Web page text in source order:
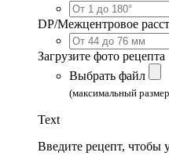
DP/Межцентровое
Загрузите фото рецепта
Выбрать файл
(максимальный
Text
Введите рецепт, чтобы